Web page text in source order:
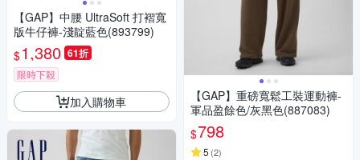
【GAP】中腰 UltraSoft 打褶寬
版牛仔褲-淺靛藍色(893799)
$1,380 61折
限時下殺
加入購物車
【GAP】重磅寬鬆工裝運動褲-
軍品盈餘色/灰黑色(887083)
$798
5 (2)